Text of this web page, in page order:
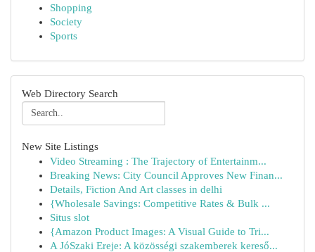
Shopping
Society
Sports
Web Directory Search
New Site Listings
Video Streaming : The Trajectory of Entertainm...
Breaking News: City Council Approves New Finan...
Details, Fiction And Art classes in delhi
{Wholesale Savings: Competitive Rates & Bulk ...
Situs slot
{Amazon Product Images: A Visual Guide to Tri...
A JóSzaki Ereje: A közösségi szakemberek kereső...